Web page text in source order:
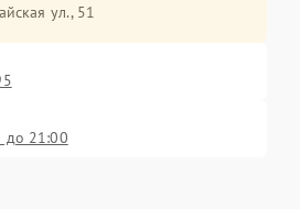
ул., 51
до 21:00